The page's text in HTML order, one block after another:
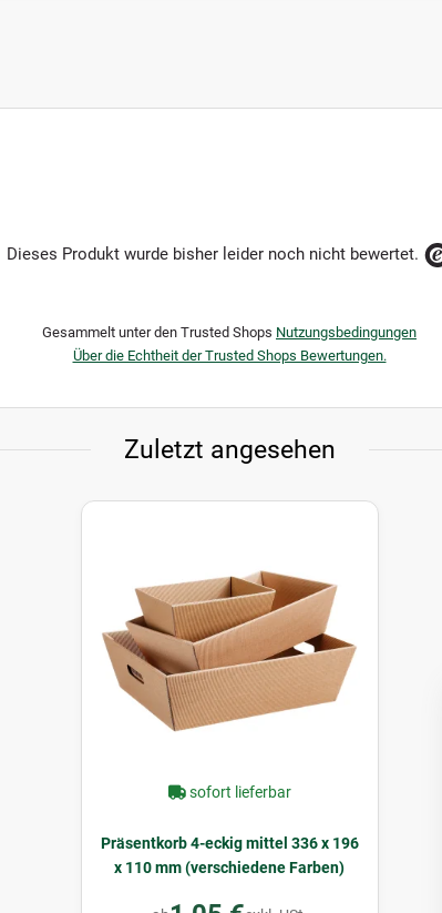
Dieses Produkt wurde bisher leider noch nicht bewertet.
Gesammelt unter den Trusted Shops Nutzungsbedingungen
Über die Echtheit der Trusted Shops Bewertungen.
Zuletzt angesehen
sofort lieferbar
Präsentkorb 4-eckig mittel 336 x 196
x 110 mm (verschiedene Farben)